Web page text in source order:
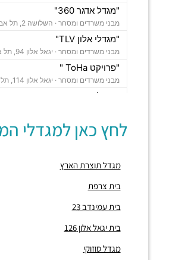
"מגדל אדגר 360"
מבני משרדים ומסחר · השלושה 2, תל אביב יפו
"מגדלי אלון TLV"
מבני משרדים ומסחר · יגאל אלון 94, תל אביב יפו
"פרויקט ToHa "
מבני משרדים ומסחר · יגאל אלון 114, תל אביב יפו
"מגדל סוזוקי"
"מגדל אדגר C "
מבני משרדים ומסחר ·השלושה 10, תל אביב יפו
מבני משרדים ומסחר ·
"מגדל טויוטה"
"בית אנגל"
מבני משרדים ומסחר ·
מבני משרדים ומסחר ·
לחץ כאן למגדלי
מגדל תוצרת הארץ
בית צרפת
בית עמינדב 23
בית יגאל אלון 126
מגדל סוזוקי